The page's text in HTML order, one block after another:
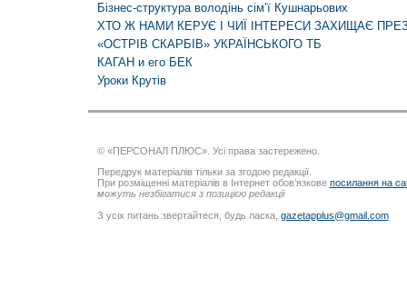
Бізнес-структура володінь сім’ї Кушнарьових
ХТО Ж НАМИ КЕРУЄ І ЧИЇ ІНТЕРЕСИ ЗАХИЩАЄ
«ОСТРІВ СКАРБІВ» УКРАЇНСЬКОГО ТБ
КАГАН и его БЕК
Уроки Крутів
© «ПЕРСОНАЛ ПЛЮС». Усі права застережено.
Передрук матеріалів тільки за згодою редакції.
При розміщенні матеріалів в Інтернет обов’язкове посилання на
можуть незбігатися з позицією редакції
З усіх питань звертайтеся, будь ласка, gazetapplus@gmail.com